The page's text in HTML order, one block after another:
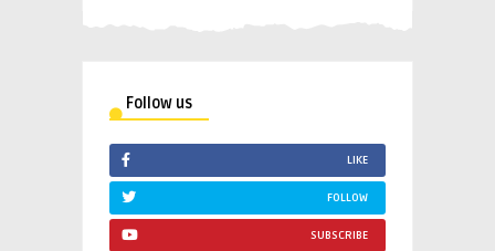
Follow us
LIKE
FOLLOW
SUBSCRIBE